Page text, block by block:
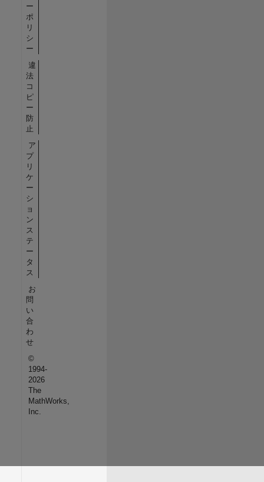
ー
ポ
リ
シ
ー
違
法
コ
ピ
ー
防
止
ア
プ
リ
ケ
ー
シ
ョ
ン
ス
テ
ー
タ
ス
お
問
い
合
わ
せ
©
1994-
2026
The
MathWorks,
Inc.